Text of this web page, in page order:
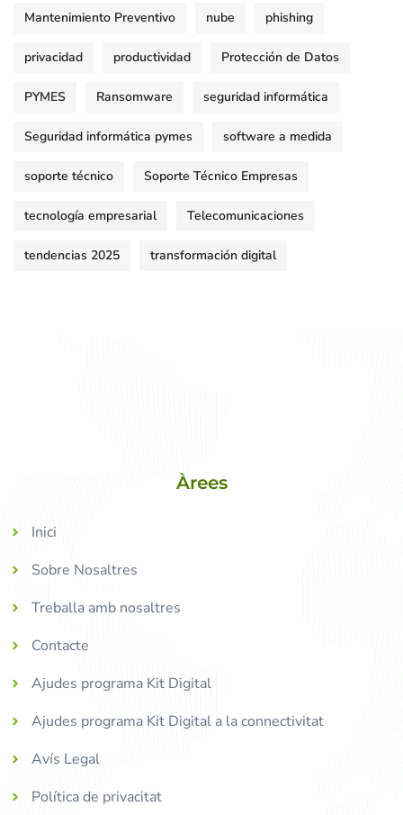
Mantenimiento Preventivo nube phishing
privacidad productividad Protección de Datos
PYMES Ransomware seguridad informática
Seguridad informática pymes software a medida
soporte técnico Soporte Técnico Empresas
tecnología empresarial Telecomunicaciones
tendencias 2025 transformación digital
Àrees
Inici
Sobre Nosaltres
Treballa amb nosaltres
Contacte
Ajudes programa Kit Digital
Ajudes programa Kit Digital a la connectivitat
Avís Legal
Política de privacitat